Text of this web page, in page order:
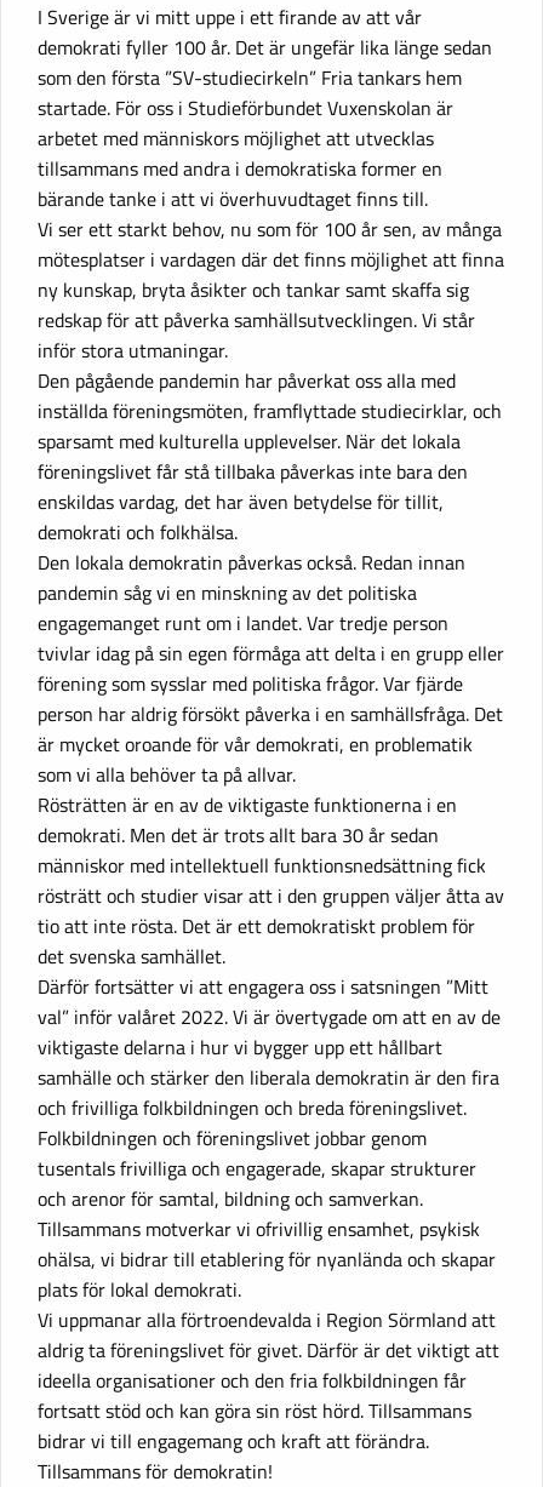
I Sverige är vi mitt uppe i ett firande av att vår
demokrati fyller 100 år. Det är ungefär lika länge sedan
som den första ”SV-studiecirkeln” Fria tankars hem
startade. För oss i Studieförbundet Vuxenskolan är
arbetet med människors möjlighet att utvecklas
tillsammans med andra i demokratiska former en
bärande tanke i att vi överhuvudtaget finns till.
Vi ser ett starkt behov, nu som för 100 år sen, av många
mötesplatser i vardagen där det finns möjlighet att finna
ny kunskap, bryta åsikter och tankar samt skaffa sig
redskap för att påverka samhällsutvecklingen. Vi står
inför stora utmaningar.
Den pågående pandemin har påverkat oss alla med
inställda föreningsmöten, framflyttade studiecirklar, och
sparsamt med kulturella upplevelser. När det lokala
föreningslivet får stå tillbaka påverkas inte bara den
enskildas vardag, det har även betydelse för tillit,
demokrati och folkhälsa.
Den lokala demokratin påverkas också. Redan innan
pandemin såg vi en minskning av det politiska
engagemanget runt om i landet. Var tredje person
tvivlar idag på sin egen förmåga att delta i en grupp eller
förening som sysslar med politiska frågor. Var fjärde
person har aldrig försökt påverka i en samhällsfråga. Det
är mycket oroande för vår demokrati, en problematik
som vi alla behöver ta på allvar.
Rösträtten är en av de viktigaste funktionerna i en
demokrati. Men det är trots allt bara 30 år sedan
människor med intellektuell funktionsnedsättning fick
rösträtt och studier visar att i den gruppen väljer åtta av
tio att inte rösta. Det är ett demokratiskt problem för
det svenska samhället.
Därför fortsätter vi att engagera oss i satsningen ”Mitt
val” inför valåret 2022. Vi är övertygade om att en av de
viktigaste delarna i hur vi bygger upp ett hållbart
samhälle och stärker den liberala demokratin är den fira
och frivilliga folkbildningen och breda föreningslivet.
Folkbildningen och föreningslivet jobbar genom
tusentals frivilliga och engagerade, skapar strukturer
och arenor för samtal, bildning och samverkan.
Tillsammans motverkar vi ofrivillig ensamhet, psykisk
ohälsa, vi bidrar till etablering för nyanlända och skapar
plats för lokal demokrati.
Vi uppmanar alla förtroendevalda i Region Sörmland att
aldrig ta föreningslivet för givet. Därför är det viktigt att
ideella organisationer och den fria folkbildningen får
fortsatt stöd och kan göra sin röst hörd. Tillsammans
bidrar vi till engagemang och kraft att förändra.
Tillsammans för demokratin!